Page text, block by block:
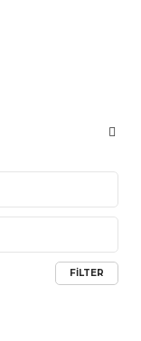
FILTER